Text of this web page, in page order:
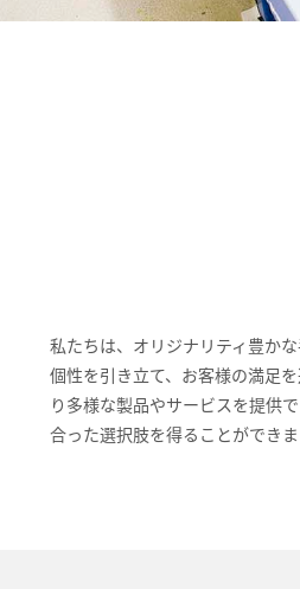
私たちは、オリジナリティ豊か
個性を引き立て、お客様の満足
り多様な製品やサービスを提供
合った選択肢を得ることができ